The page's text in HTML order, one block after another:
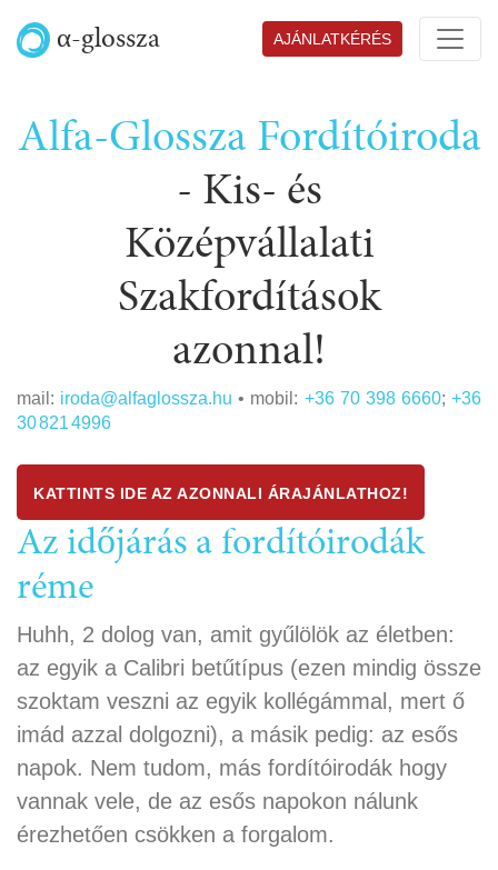
α-glossza AJÁNLATKÉRÉS
Alfa-Glossza Fordítóiroda
- Kis- és
Középvállalati
Szakfordítások
azonnal!
mail: iroda@alfaglossza.hu • mobil: +36 70 398 6660; +36
30 821 4996
KATTINTS IDE AZ AZONNALI ÁRAJÁNLATHOZ!
Az időjárás a fordítóirodák
réme
Huhh, 2 dolog van, amit gyűlölök az életben:
az egyik a Calibri betűtípus (ezen mindig össze
szoktam veszni az egyik kollégámmal, mert ő
imád azzal dolgozni), a másik pedig: az esős
napok. Nem tudom, más fordítóirodák hogy
vannak vele, de az esős napokon nálunk
érezhetően csökken a forgalom.